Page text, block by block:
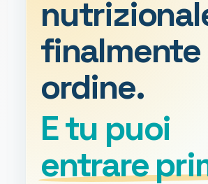
finalmente
ordine.
E tu puoi
entrare